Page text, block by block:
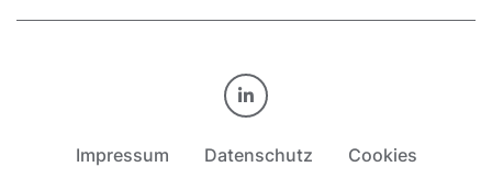
TRANSFORM.BY AUF
Impressum Datenschutz Cookies